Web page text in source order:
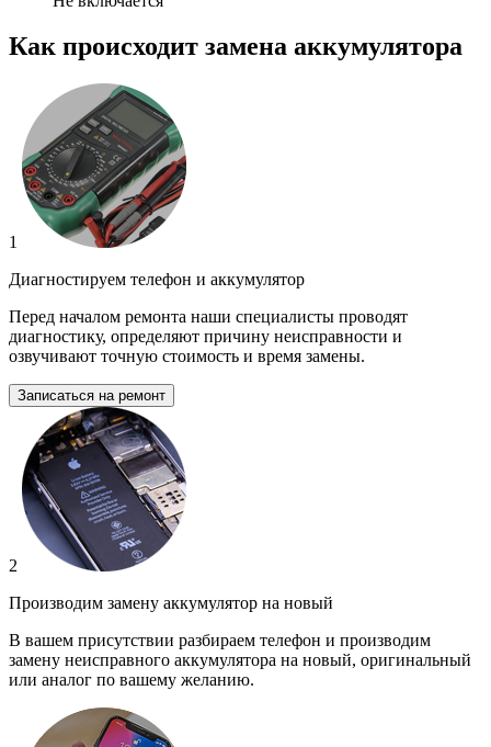
Как происходит замена аккумулятора
1
Диагностируем телефон и аккумулятор
Перед началом ремонта наши специалисты проводят
диагностику, определяют причину неисправности и
озвучивают точную стоимость и время замены.
Записаться на ремонт
2
Производим замену аккумулятор на новый
В вашем присутствии разбираем телефон и производим
замену неисправного аккумулятора на новый, оригинальный
или аналог по вашему желанию.